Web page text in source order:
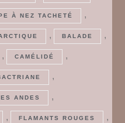
À NEZ TACHETÉ ,
, BALADE ,
, CAMÉLIDÉ ,
,
ANDES ,
, FLAMANTS ROUGES ,